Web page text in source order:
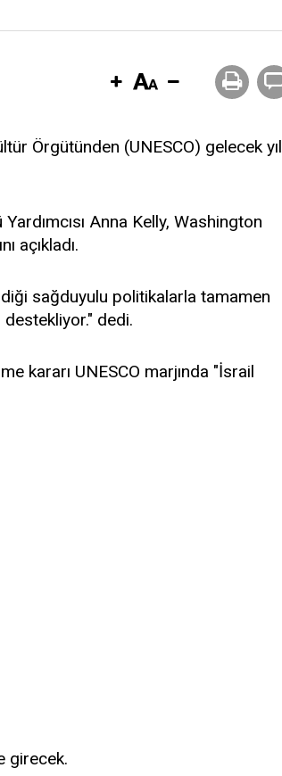
Örgütünden (UNESCO) gelecek yıl
Anna Kelly, Washington
açıkladı.
sağduyulu politikalarla tamamen
destekliyor." dedi.
kararı UNESCO marjında "İsrail
girecek.